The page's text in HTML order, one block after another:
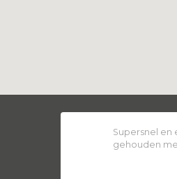
Supersnel en
gehouden